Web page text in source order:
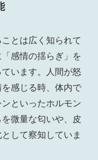
とは広く知られて
感情の揺らぎ」を
います。人間が怒
感じる時、体内で
といったホルモン
微量な匂いや、皮
して察知していま